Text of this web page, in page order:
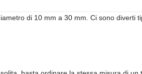
di 10 mm a 30 mm. Ci sono